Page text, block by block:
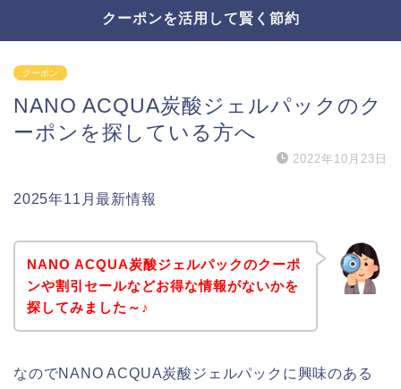
クーポンを活用して賢く節約
クーポン
NANO ACQUA炭酸ジェルパックのク
ーポンを探している方へ
2022年10月23日
2025年11月最新情報
NANO ACQUA炭酸ジェルパックのクーポ
ンや割引セールなどお得な情報がないかを
探してみました～♪
なのでNANO ACQUA炭酸ジェルパックに興味のある